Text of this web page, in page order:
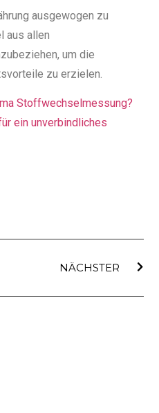
ausgewogen zu
aus allen
um die
zu erzielen.
Stoffwechselmessung?
ein unverbindliches
NÄCHSTER